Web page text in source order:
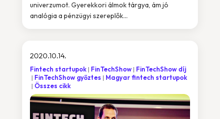
univerzumot. Gyerekkori álmok tárgya, ám jó
analógia a pénzügyi szereplők...
2020.10.14.
Fintech startupok FinTechShow
FinTechShow díj
FinTechShow győztes
Magyar fintech startupok
Összes cikk